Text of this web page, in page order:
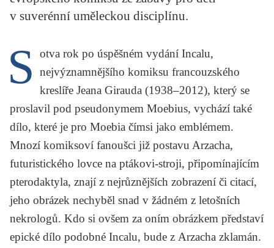
UKÁZKA
ILIGLOSA
v suverénní uměleckou disciplínu.
S otva rok po úspěšném vydání Incalu,
nejvýznamnějšího komiksu francouzského
kreslíře Jeana Girauda (1938–2012), který se
proslavil pod pseudonymem Moebius, vychází také
dílo, které je pro Moebia čímsi jako emblémem.
Mnozí komiksoví fanoušci již postavu Arzacha,
futuristického lovce na ptákovi-stroji, připomínajícím
pterodaktyla, znají z nejrůznějších zobrazení či citací,
jeho obrázek nechyběl snad v žádném z letošních
nekrologů. Kdo si ovšem za oním obrázkem představí
epické dílo podobné Incalu, bude z Arzacha zklamán.